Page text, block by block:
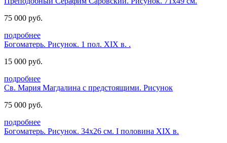
75 000 руб.
подробнее
Богоматерь. Рисунок. 1 пол. XIX в. .
15 000 руб.
подробнее
Св. Мария Магдалина с предстоящими. Рисунок
75 000 руб.
подробнее
Богоматерь. Рисунок. 34х26 см. I половина XIX в.